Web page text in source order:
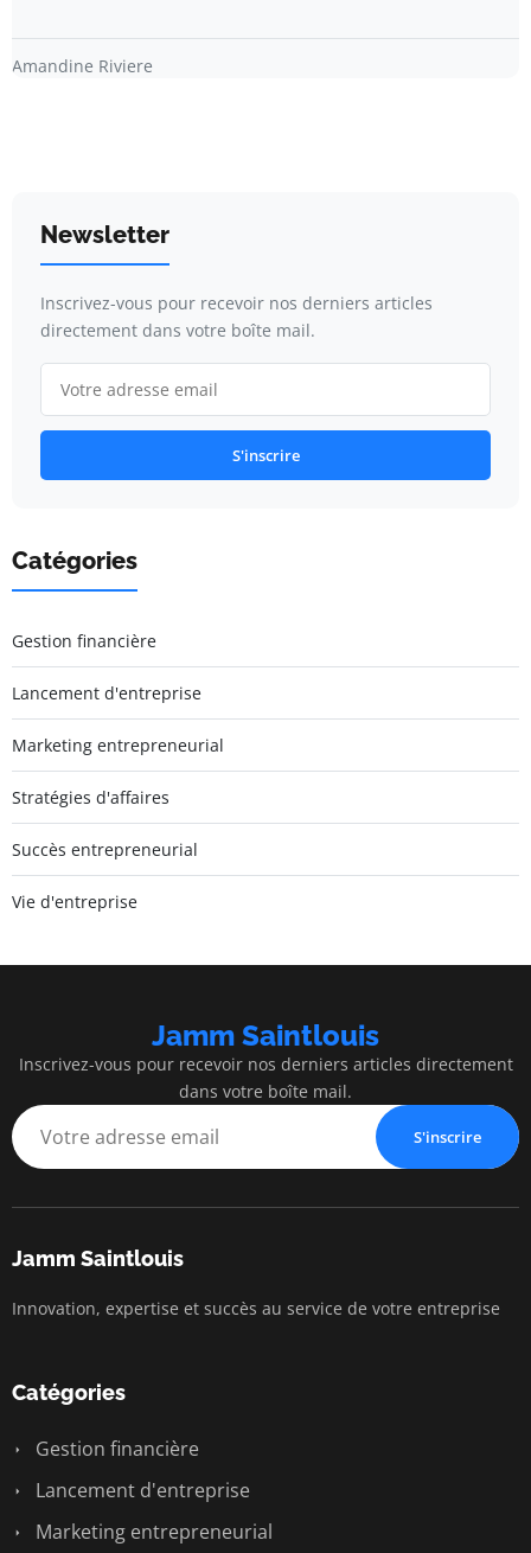
Amandine Riviere
Newsletter
Inscrivez-vous pour recevoir nos derniers articles
directement dans votre boîte mail.
S'inscrire
Catégories
Gestion financière
Lancement d'entreprise
Marketing entrepreneurial
Stratégies d'affaires
Succès entrepreneurial
Vie d'entreprise
Jamm Saintlouis
Inscrivez-vous pour recevoir nos derniers articles directement
dans votre boîte mail.
S'inscrire
Jamm Saintlouis
Innovation, expertise et succès au service de votre entreprise
Catégories
Gestion financière
Lancement d'entreprise
Marketing entrepreneurial